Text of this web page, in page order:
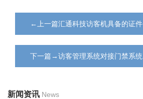
←上一篇汇通科技访客机具备的证
下一篇→访客管理系统对接门禁系
新闻资讯 News